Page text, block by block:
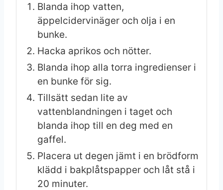
Blanda ihop vatten,
äppelcidervinäger och olja i en
bunke.
Hacka aprikos och nötter.
Blanda ihop alla torra ingredienser i
en bunke för sig.
Tillsätt sedan lite av
vattenblandningen i taget och
blanda ihop till en deg med en
gaffel.
Placera ut degen jämt i en brödform
klädd i bakplåtspapper och låt stå i
20 minuter.